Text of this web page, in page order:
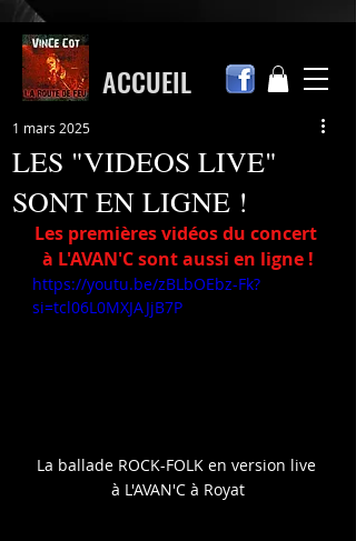
ACCUEIL
LES "VIDEOS LIVE"
SONT EN LIGNE !
1 mars 2025
Les premières vidéos du concert
à L'AVAN'C sont aussi en ligne !
https://youtu.be/zBLbOEbz-Fk?
si=tcl06L0MXJAJjB7P
La ballade ROCK-FOLK en version live
à L'AVAN'C à Royat